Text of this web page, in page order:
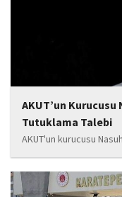
AKUT’un Kurucusu
Tutuklama Talebi
AKUT'un kurucusu
yaptığı '15 Temmuz'
tahrik veya aşağılama'
tutuklama talebiyle